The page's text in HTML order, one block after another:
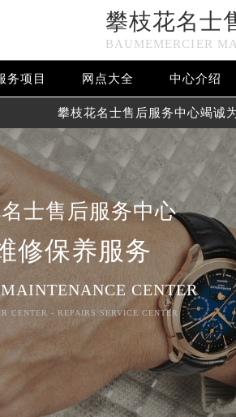
攀枝花名士
BAUMEMERCIER
务项目 网点大全 中心介绍
攀枝花名士售后服务中心竭诚
士售后服务中心
修保养服务
CENTER
CENTER - REPAIRS SERVICE CENTER